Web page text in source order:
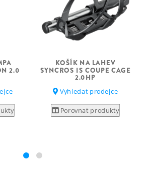
2.0
KOŠÍK NA LAHEV
SYNCROS IS COUPE CAGE
2.0HP
Vyhledat prodejce
Porovnat produkty